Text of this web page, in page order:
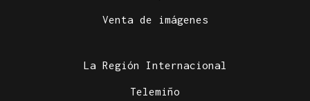
Venta de imágenes
La Región Internacional
Telemiño